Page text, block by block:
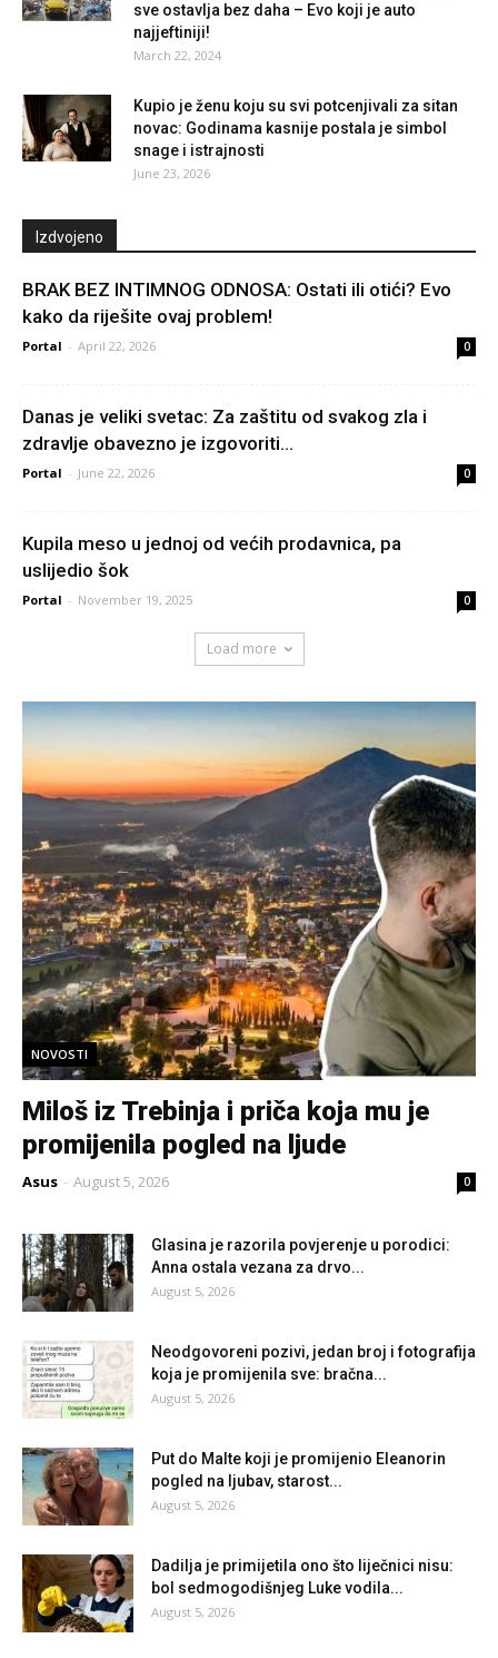
sve ostavlja bez daha – Evo koji je auto
najjeftiniji!
March 22, 2024
Kupio je ženu koju su svi potcenjivali za sitan
novac: Godinama kasnije postala je simbol
snage i istrajnosti
June 23, 2026
Izdvojeno
BRAK BEZ INTIMNOG ODNOSA: Ostati ili otići? Evo
kako da riješite ovaj problem!
Portal - April 22, 2026 0
Danas je veliki svetac: Za zaštitu od svakog zla i
zdravlje obavezno je izgovoriti...
Portal - June 22, 2026 0
Kupila meso u jednoj od većih prodavnica, pa
uslijedio šok
Portal - November 19, 2025 0
Load more
NOVOSTI
Miloš iz Trebinja i priča koja mu je
promijenila pogled na ljude
Asus - August 5, 2026 0
Glasina je razorila povjerenje u porodici:
Anna ostala vezana za drvo...
August 5, 2026
Neodgovoreni pozivi, jedan broj i fotografija
koja je promijenila sve: bračna...
August 5, 2026
Put do Malte koji je promijenio Eleanorin
pogled na ljubav, starost...
August 5, 2026
Dadilja je primijetila ono što liječnici nisu:
bol sedmogodišnjeg Luke vodila...
August 5, 2026